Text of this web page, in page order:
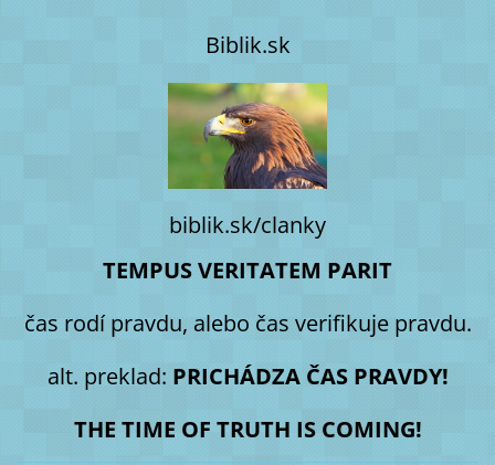
Biblik.sk
biblik.sk/clanky
TEMPUS VERITATEM PARIT
čas rodí pravdu, alebo čas verifikuje pravdu.
alt. preklad: PRICHÁDZA ČAS PRAVDY!
THE TIME OF TRUTH IS COMING!